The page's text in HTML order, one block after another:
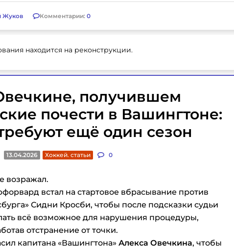
Жуков Комментарии: 0
находится на реконструкции.
получившем
почести в Вашингтоне:
ещё один сезон
13.04.2026 Хоккей. статьи 0
возражал.
встал на стартовое вбрасывание против
Сидни Кросби, чтобы после подсказки судьи
всё возможное для нарушения процедуры,
отстранение от точки.
капитана «Вашингтона» Алекса Овечкина, чтобы